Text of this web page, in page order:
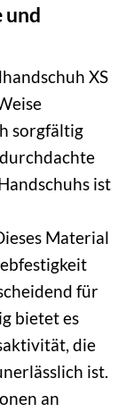
und
XS
sorgfältig
ist
Material
für
bietet es
die
ist.
an